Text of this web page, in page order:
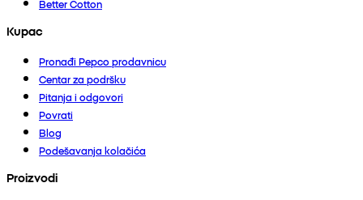
Better Cotton
Kupac
Pronađi Pepco prodavnicu
Centar za podršku
Pitanja i odgovori
Povrati
Blog
Podešavanja kolačića
Proizvodi